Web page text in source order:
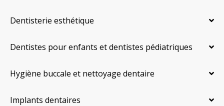
Dentisterie esthétique
Dentistes pour enfants et dentistes pédiatriques
Hygiène buccale et nettoyage dentaire
Implants dentaires